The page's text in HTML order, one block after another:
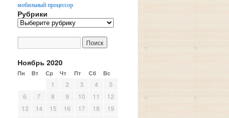
мобильный процессор
Рубрики
Р
р
и
к
и
Ноябрь 2020
Пн Вт Ср Чт Пт Сб Вс
1 2 3 4
5
6
7 8 9 10 11
12
13
14 15 16 17 18
19